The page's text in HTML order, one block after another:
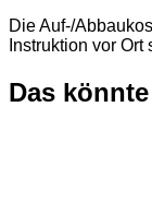
Die Auf-/
Instruktion vor
Das